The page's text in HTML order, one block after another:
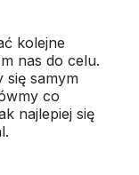
kolejne
nas do celu.
się samym
co
najlepiej się